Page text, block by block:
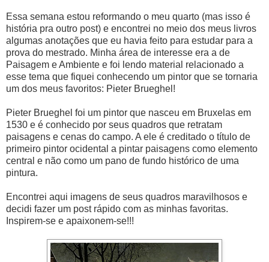
Essa semana estou reformando o meu quarto (mas isso é
história pra outro post) e encontrei no meio dos meus livros
algumas anotações que eu havia feito para estudar para a
prova do mestrado. Minha área de interesse era a de
Paisagem e Ambiente e foi lendo material relacionado a
esse tema que fiquei conhecendo um pintor que se tornaria
um dos meus favoritos: Pieter Brueghel!
Pieter Brueghel foi um pintor que nasceu em Bruxelas em
1530 e é conhecido por seus quadros que retratam
paisagens e cenas do campo. A ele é creditado o título de
primeiro pintor ocidental a pintar paisagens como elemento
central e não como um pano de fundo histórico de uma
pintura.
Encontrei aqui imagens de seus quadros maravilhosos e
decidi fazer um post rápido com as minhas favoritas.
Inspirem-se e apaixonem-se!!!